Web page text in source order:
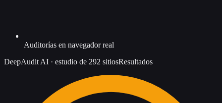
Auditorías en navegador real
DeepAudit AI · estudio de 292 sitiosResultados